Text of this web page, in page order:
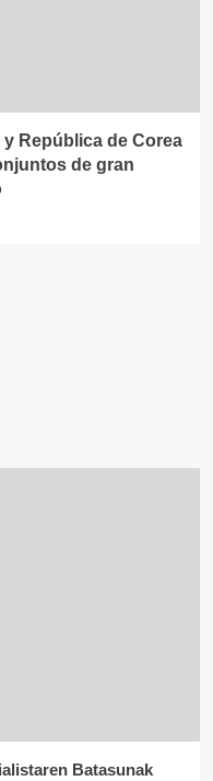
República de Corea
de gran
Batasunak